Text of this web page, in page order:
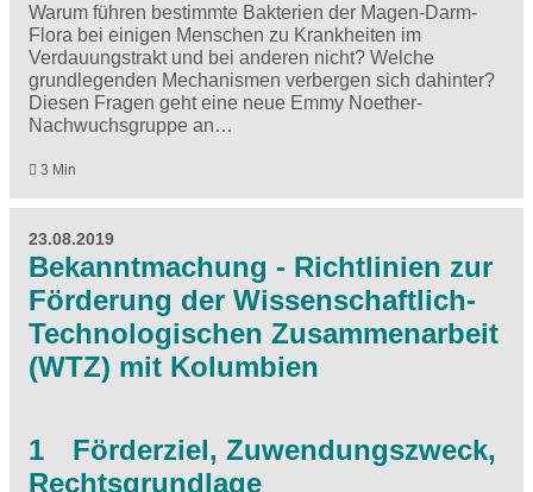
Warum führen bestimmte Bakterien der Magen-Darm-
Flora bei einigen Menschen zu Krankheiten im
Verdauungstrakt und bei anderen nicht? Welche
grundlegenden Mechanismen verbergen sich dahinter?
Diesen Fragen geht eine neue Emmy Noether-
Nachwuchsgruppe an…
3 Min
23.08.2019
Bekanntmachung - Richtlinien zur
Förderung der Wissenschaftlich-
Technologischen Zusammenarbeit
(WTZ) mit Kolumbien
1 Förderziel, Zuwendungszweck,
Rechtsgrundlage